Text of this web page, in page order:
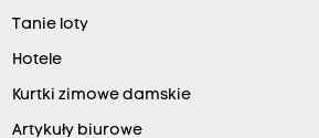
Tanie loty
Hotele
Kurtki zimowe damskie
Artykuły biurowe